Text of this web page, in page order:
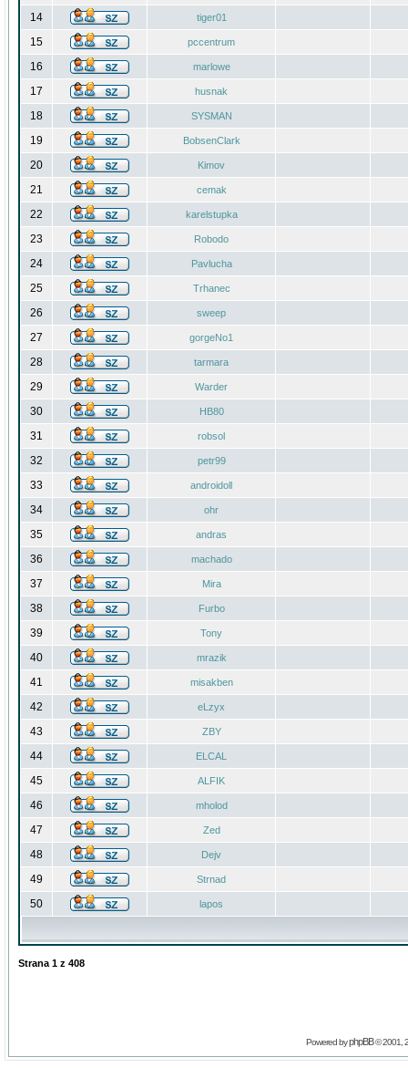
14 tiger01
15 pccentrum
16 marlowe
17 husnak
18 SYSMAN
19 BobsenClark
20 Kimov
21 cemak
22 karelstupka
23 Robodo
24 Pavlucha
25 Trhanec
26 sweep
27 gorgeNo1
28 tarmara
29 Warder
30 HB80
31 robsol
32 petr99
33 androidoll
34 ohr
35 andras
36 machado
37 Mira
38 Furbo
39 Tony
40 mrazik
41 misakben
42 eLzyx
43 ZBY
44 ELCAL
45 ALFIK
46 mholod
47 Zed
48 Dejv
49 Strnad
50 lapos
Strana 1 z 408
Powered byphpBB© 2001,